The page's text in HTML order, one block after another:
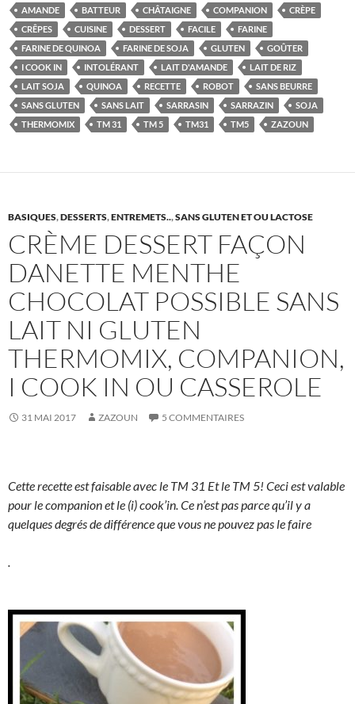
AMANDE BATTEUR CHÂTAIGNE COMPANION
CRÈPE
CRÊPES
CUISINE DESSERT FACILE
FARINE
FARINE DE QUINOA
FARINE DE SOJA GLUTEN
GOÛTER
I COOK IN
INTOLÉRANT LAIT D'AMANDE
LAIT DE RIZ
LAIT SOJA
QUINOA RECETTE ROBOT
SANS BEURRE
SANS GLUTEN
SANS LAIT SARRASIN SARRAZIN
SOJA
THERMOMIX
TM 31 TM 5 TM31 TM5 ZAZOUN
BASIQUES,DESSERTS,ENTREMETS..,SANS GLUTEN ET OU LACTOSE
CRÈME DESSERT FAÇON
DANETTE MENTHE
CHOCOLAT POSSIBLE SANS
LAIT NI GLUTEN
THERMOMIX, COMPANION,
I COOK IN OU CASSEROLE
31 MAI 2017 ZAZOUN 5 COMMENTAIRES
Cette recette est faisable avec le TM 31 Et le TM 5! Ceci est valable
pour le companion et le (i) cook’in. Ce n’est pas parce qu’il y a
quelques degrés de différence que vous ne pouvez pas le faire
.